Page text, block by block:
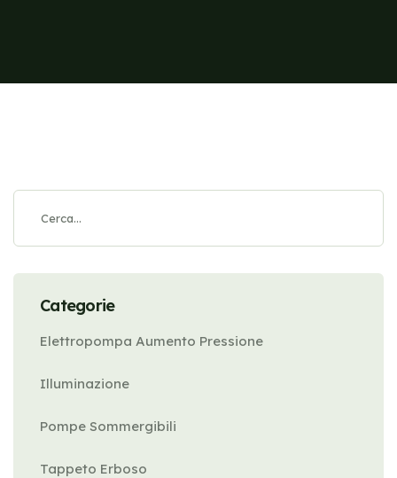
Categorie
Elettropompa Aumento Pressione
Illuminazione
Pompe Sommergibili
Tappeto Erboso